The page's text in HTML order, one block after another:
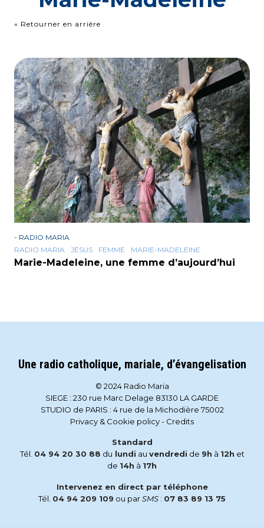
« Retourner en arrière
- RADIO MARIA
RADIO MARIA
JÉSUS FEMME MARIE-MADELEINE
Marie-Madeleine, une femme d’aujourd’hui
Une radio catholique, mariale, d’évangelisation
© 2024 Radio Maria
SIEGE : 230 rue Marc Delage 83130 LA GARDE
STUDIO de PARIS : 4 rue de la Michodière 75002
Privacy & Cookie policy- Credits
Standard
Tél. 04 94 20 30 88 du lundi au vendredi de 9h à 12h et
de 14h à 17h
Intervenez en direct par téléphone
Tél. 04 94 209 109 ou parSMS : 07 83 89 13 75